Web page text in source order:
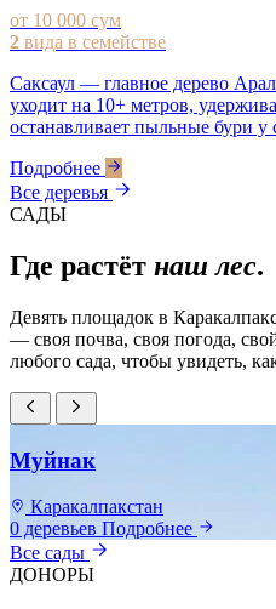
от 10 000 сум
2 вида в семействе
Саксаул — главное дерево
уходит на 10+ метров,
останавливает пыльные бури у
Подробнее
Все деревья
САДЫ
Где растёт наш лес.
Девять площадок в
— своя почва, своя погода,
любого сада, чтобы увидеть,
Муйнак
Каракалпакстан
0 деревьев Подробнее
Все сады
ДОНОРЫ